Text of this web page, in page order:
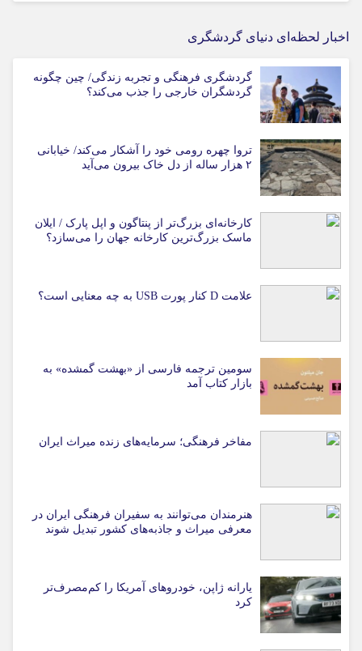
اخبار لحظه‌ای دنیای گردشگری
گردشگری فرهنگی و تجربه زندگی/ چین چگونه
گردشگران خارجی را جذب می‌کند؟
تروا چهره رومی خود را آشکار می‌کند/ خیابانی
۲ هزار ساله از دل خاک بیرون می‌آید
کارخانه‌ای بزرگ‌تر از پنتاگون و اپل پارک / ایلان
ماسک بزرگ‌ترین کارخانه جهان را می‌سازد؟
علامت D کنار پورت USB به چه معنایی است؟
سومین ترجمه فارسی از «بهشت گمشده» به
بازار کتاب آمد
مفاخر فرهنگی؛ سرمایه‌های زنده میراث ایران
هنرمندان می‌توانند به سفیران فرهنگی ایران در
معرفی میراث و جاذبه‌های کشور تبدیل شوند
یارانه ژاپن، خودروهای آمریکا را کم‌مصرف‌تر
کرد